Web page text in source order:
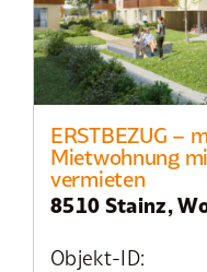
ERSTBEZUG –
Mietwohnung
vermieten
8510 Stainz,
Objekt-ID: